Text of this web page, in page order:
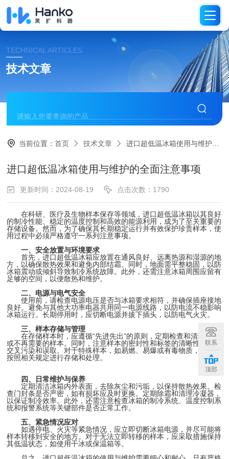
TECHNICAL ARTICLES
技术文章
当前位置：首页 技术文章 进口超低温冰箱使用与维护的全面注意事项
进口超低温冰箱使用与维护的全面注意事项
更新时间：2024-08-19 点击次数：1790
在科研、医疗及生物样本保存等领域，进口超低温冰箱以其良好
的制冷性能、稳定的温度控制和高效的能源利用，成为了至关重要的
存储设备。然而，为了确保其长期稳定运行并有效保护珍贵样本，使
用过程中必须严格遵守一系列注意事项。
一、安全放置与环境要求
首先，进口超低温冰箱应放置在通风良好、远离热源和湿源的地
方，以确保散热效果和避免内部结霜。同时，地面需平整稳固，以防
冰箱震动或倾斜导致制冷系统故障。此外，还需注意冰箱周围应留有
足够的空间，以便散热和维护。
二、电源与电气安全
使用前，请检查电源电压是否与冰箱要求相符，并确保插座接地
良好。避免与其他大功率电器共用同一电源线路，以防电流不稳影响
冰箱运行。长期停用时，应切断电源并拔下插头，以防电气火灾。
三、样本存储与管理
在存储样本时，应遵循“先进先出”的原则，定期检查和清理过期
或不再需要的样本。同时，注意样本的密封性和标签的清晰性，以防
交叉污染和误取。对于特殊样本，如易燃、易爆或有毒物质，应严格
按照相关规定进行存储和处理。
四、日常维护与保养
定期清洁冰箱内外表面，去除灰尘和污垢，以保持散热效果。检
查门封条是否严密，如有损坏应及时更换。定期除霜和清理冷凝器，
以保证制冷效率。此外，还需注意检查冰箱的制冷系统、温度控制系
统和报警系统等关键部件是否正常工作。
五、紧急情况应对
如遇停电、火灾等紧急情况，应立即切断冰箱电源，并尽可能将
样本转移到安全的地方。对于无法立即转移的样本，应采取措施保持
其低温状态，如使用干冰或保温箱等。
联系
顶部